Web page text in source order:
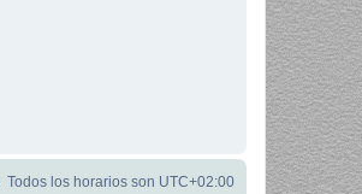
Todos los horarios son UTC+02:00